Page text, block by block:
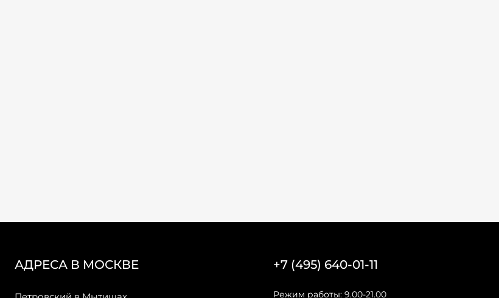
АДРЕСА В МОСКВЕ +7 (495) 640-01-11
Режим работы: 9.00-21.00